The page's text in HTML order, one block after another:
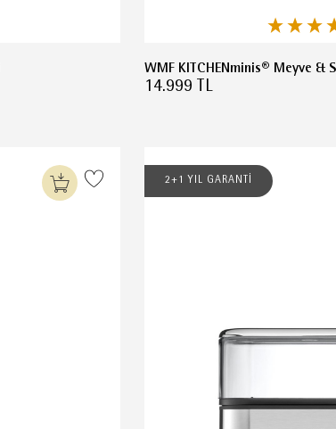
WMF KITCHENminis® Meyve &
14.999 TL
2+1 YIL GARANTİ